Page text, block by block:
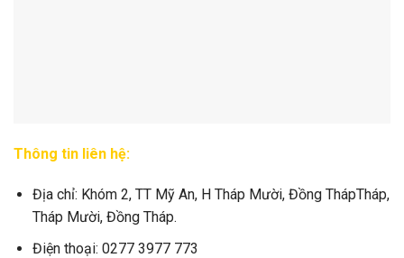
Thông tin liên hệ:
Địa chỉ: Khóm 2, TT Mỹ An, H Tháp Mười, Đồng ThápTháp,
Tháp Mười, Đồng Tháp.
Điện thoại: 0277 3977 773